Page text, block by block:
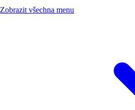
Zobrazit všechna menu